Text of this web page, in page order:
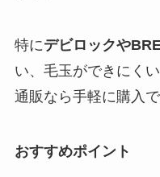
特にデビロックや
い、毛玉ができにく
通販なら手軽に購入
おすすめポイント